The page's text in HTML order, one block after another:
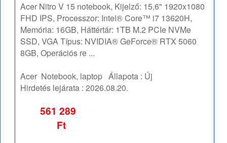
Acer Nitro V 15 notebook, Kijelző: 15,6" 1920x1080
FHD IPS, Processzor: Intel® Core™ i7 13620H,
Memória: 16GB, Háttértár: 1TB M.2 PCIe NVMe
SSD, VGA Típus: NVIDIA® GeForce® RTX 5060
8GB, Operációs re ...
Acer Notebook, laptop Állapota : Új
Hirdetés lejárata :2026.08.20.
561 289
Ft